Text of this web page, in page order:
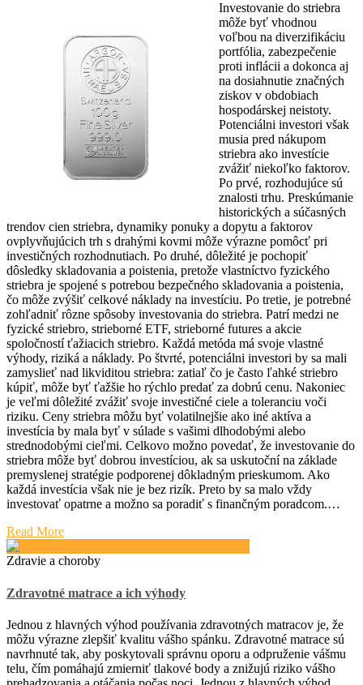
Investovanie do striebra
môže byť vhodnou
voľbou na diverzifikáciu
portfólia, zabezpečenie
proti inflácii a dokonca aj
na dosiahnutie značných
ziskov v obdobiach
hospodárskej neistoty.
Potenciálni investori však
musia pred nákupom
striebra ako investície
zvážiť niekoľko faktorov.
Po prvé, rozhodujúce sú
znalosti trhu. Preskúmanie
historických a súčasných
trendov cien striebra, dynamiky ponuky a dopytu a faktorov
ovplyvňujúcich trh s drahými kovmi môže výrazne pomôcť pri
investičných rozhodnutiach. Po druhé, dôležité je pochopiť
dôsledky skladovania a poistenia, pretože vlastníctvo fyzického
striebra je spojené s potrebou bezpečného skladovania a poistenia,
čo môže zvýšiť celkové náklady na investíciu. Po tretie, je potrebné
zohľadniť rôzne spôsoby investovania do striebra. Patrí medzi ne
fyzické striebro, strieborné ETF, strieborné futures a akcie
spoločností ťažiacich striebro. Každá metóda má svoje vlastné
výhody, riziká a náklady. Po štvrté, potenciálni investori by sa mali
zamyslieť nad likviditou striebra: zatiaľ čo je často ľahké striebro
kúpiť, môže byť ťažšie ho rýchlo predať za dobrú cenu. Nakoniec
je veľmi dôležité zvážiť svoje investičné ciele a toleranciu voči
riziku. Ceny striebra môžu byť volatilnejšie ako iné aktíva a
investícia by mala byť v súlade s vašimi dlhodobými alebo
strednodobými cieľmi. Celkovo možno povedať, že investovanie do
striebra môže byť dobrou investíciou, ak sa uskutoční na základe
premyslenej stratégie podporenej dôkladným prieskumom. Ako
každá investícia však nie je bez rizík. Preto by sa malo vždy
investovať opatrne a možno sa poradiť s finančným poradcom.…
Read More
Zdravie a choroby
Zdravotné matrace a ich výhody
Jednou z hlavných výhod používania zdravotných matracov je, že
môžu výrazne zlepšiť kvalitu vášho spánku. Zdravotné matrace sú
navrhnuté tak, aby poskytovali správnu oporu a odpruženie vášmu
telu, čím pomáhajú zmierniť tlakové body a znižujú riziko vášho